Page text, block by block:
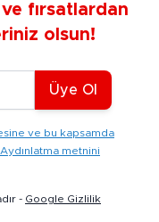
fırsatlardan
olsun!
Adresiniz
Üye Ol
ve bu kapsamda
metnini
- Google Gizlilik